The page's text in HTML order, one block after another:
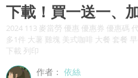
下載！買一送一、
2024 113 麥當勞 優惠 優惠券 優惠碼
多1件 大薯 雞塊 美式咖啡 大餐 套餐
下載 列印
作者：依絲